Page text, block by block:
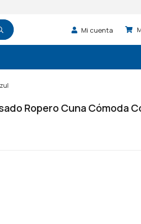
Mi cuenta
Ropero Cuna Cómoda